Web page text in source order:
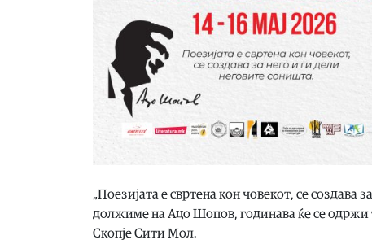
„Поезијата е свртена кон човекот, се
должиме на Ацо Шопов, годинава ќе се одржи
Скопје Сити Мол.